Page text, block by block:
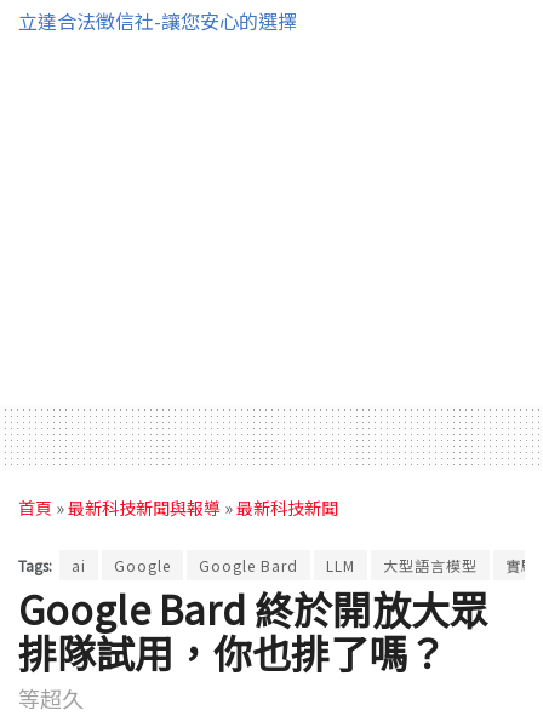
立達合法徵信社-讓您安心的選擇
首頁 »最新科技新聞與報導 »最新科技新聞
Tags: ai Google Google Bard LLM 大型語言模型 實驗
Google Bard 終於開放大眾
排隊試用，你也排了嗎？
等超久